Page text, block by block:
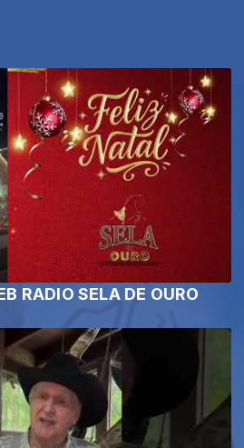
RADIO SELA DE OURO